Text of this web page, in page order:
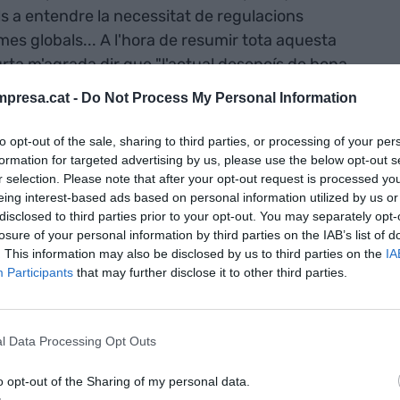
- Do Not Process My Personal Information
opt-out of the sale, sharing to third parties, or processing of your
for targeted advertising by us, please use the below opt-out
selection. Please note that after your opt-out request is processed
interest-based ads based on personal information utilized by us
to third parties prior to your opt-out. You may separately
of your personal information by third parties on the IAB’s list of
This information may also be disclosed by us to third parties on the
Participants that may further disclose it to other third parties.
Data Processing Opt Outs
opt-out of the Sharing of my personal data.
a entendre la necessitat de regulacions
globals... A l'hora de resumir tota aquesta
m'agrada dir que "l'actual desencís de bona
doble dimensió: social i democràtica".
perdedors"
creixement econòmic (fruit en bona part de la
(amb una clara i continuada reducció de les
del benestar), estem des de fa uns anys en una
molts entrebancs, i en la que, tant en
de creixement, ha disminuït la redistribució i han
de molts dels països, i s'ha estroncat el
dels diferents estats. Hi ha ara països